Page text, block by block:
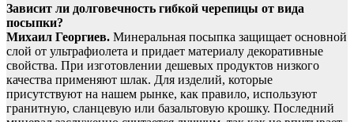
Зависит ли долговечность гибкой черепицы от вида
посыпки?
Михаил Георгиев. Минеральная посыпка защищает основной
слой от ультрафиолета и придает материалу декоративные
свойства. При изготовлении дешевых продуктов низкого
качества применяют шлак. Для изделий, которые
присутствуют на нашем рынке, как правило, используют
гранитную, сланцевую или базальтовую крошку. Последний